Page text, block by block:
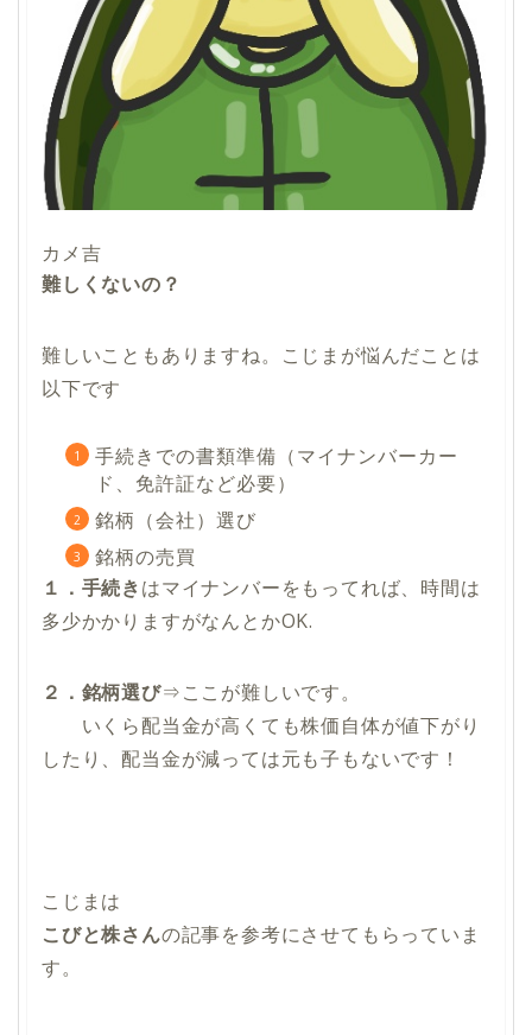
カメ吉
難しくないの？
難しいこともありますね。こじまが悩んだことは
以下です
手続きでの書類準備（マイナンバーカー
ド、免許証など必要）
銘柄（会社）選び
銘柄の売買
１．手続きはマイナンバーをもってれば、時間は
多少かかりますがなんとかOK.
２．銘柄選び⇒ここが難しいです。
いくら配当金が高くても株価自体が値下がり
したり、配当金が減っては元も子もないです！
こじまは
こびと株さんの記事を参考にさせてもらっていま
す。